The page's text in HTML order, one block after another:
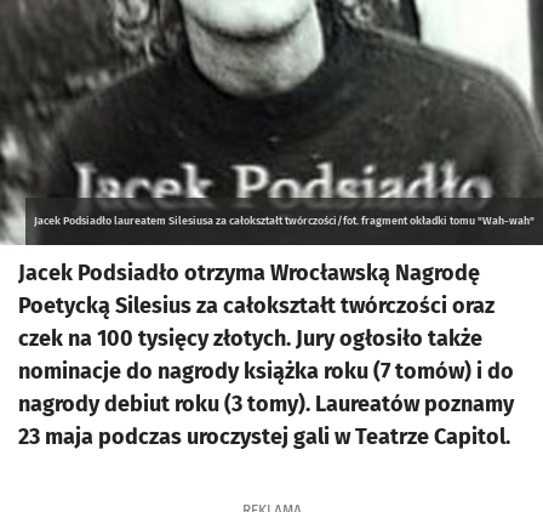
Jacek Podsiadło laureatem Silesiusa za całokształt twórczości/fot. fragment okładki tomu "Wah-wah"
Jacek Podsiadło otrzyma Wrocławską Nagrodę
Poetycką Silesius za całokształt twórczości oraz
czek na 100 tysięcy złotych. Jury ogłosiło także
nominacje do nagrody książka roku (7 tomów) i do
nagrody debiut roku (3 tomy). Laureatów poznamy
23 maja podczas uroczystej gali w Teatrze Capitol.